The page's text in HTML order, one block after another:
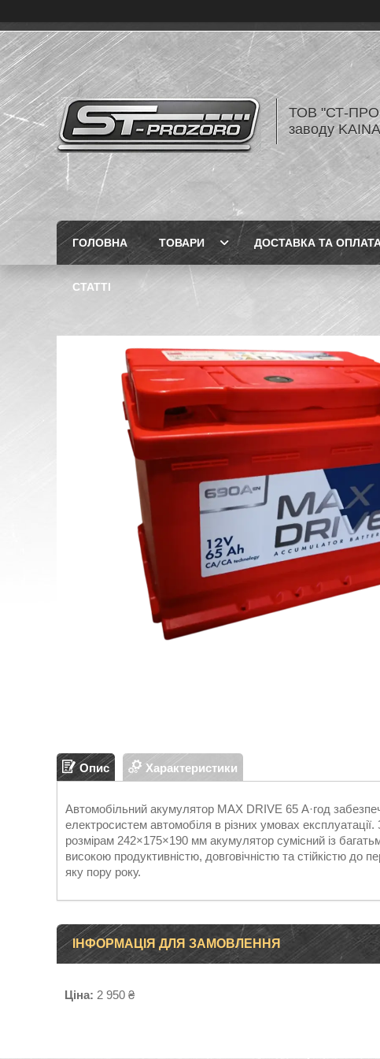
ТОВ "СТ-
заводу
ГОЛОВНА ТОВАРИ ДОСТАВКА ТА
СТАТТІ
Опис Характеристики
Автомобільний акумулятор MAX DRIVE 65 А·год
електросистем автомобіля в різних умовах
розмірам 242×175×190 мм акумулятор сумісний із
високою продуктивністю, довговічністю та стійкістю до
яку пору року.
ІНФОРМАЦІЯ ДЛЯ ЗАМОВЛЕННЯ
Ціна: 2 950 ₴